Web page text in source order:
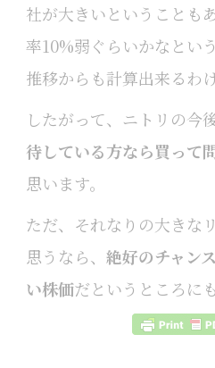
社が大きいということも
率10%弱ぐらいかなとい
推移からも計算出来るわけ
したがって、ニトリの今
待している方なら買って
思います。
ただ、それなりの大きな
思うなら、 絶好のチャン
い株価だというところに